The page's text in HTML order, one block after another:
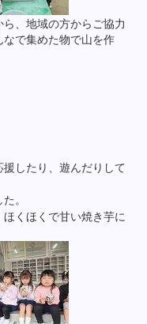
、地域の方からご協力
で集めた物で山を作
したり、遊んだりして
。
ほくほくで甘い焼き芋に